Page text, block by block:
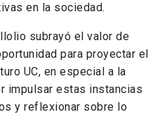
en la sociedad.
subrayó el valor de
para proyectar el
UC, en especial a la
impulsar estas instancias
y reflexionar sobre lo